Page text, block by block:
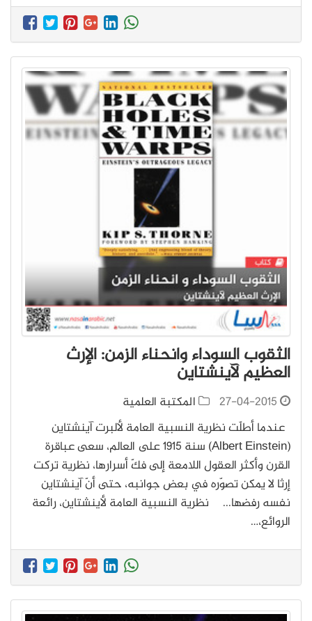
الثقوب السوداء وانحناء الزمن: الإرث
العظيم لآينشتاين
27-04-2015
المكتبة العلمية
عندما أطلّت نظرية النسبية العامة لألبرت آينشتاين
(Albert Einstein) سنة 1915 على العالم، سعى عباقرة
القرن وأكثر العقول اللامعة إلى فكّ أسرارها، نظرية تركت
إرثا لا يمكن تصوّره في بعض جوانبه، حتى أنّ آينشتاين
نفسه رفضها... نظرية النسبية العامة لأينشتاين، رائعة
الروائع،…